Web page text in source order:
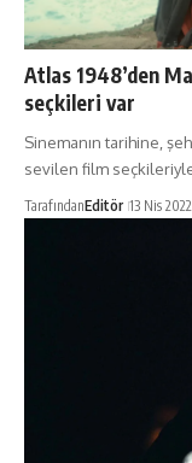
Atlas 1948’den
seçkileri var
Sinemanın tarihine,
sevilen film
TarafındanEditör 13 Nis 2022